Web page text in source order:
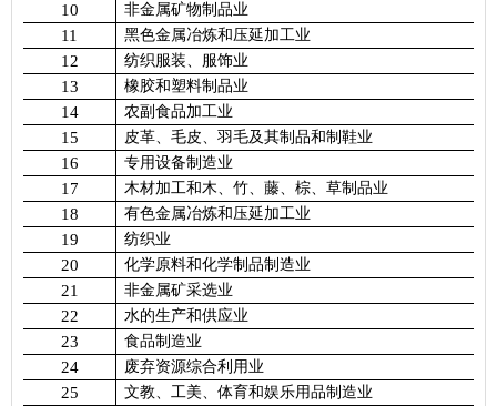
10 非金属矿物制品业
11 黑色金属冶炼和压延加工业
12 纺织服装、服饰业
13 橡胶和塑料制品业
14 农副食品加工业
15 皮革、毛皮、羽毛及其制品和制鞋业
16 专用设备制造业
17 木材加工和木、竹、藤、棕、草制品业
18 有色金属冶炼和压延加工业
19 纺织业
20 化学原料和化学制品制造业
21 非金属矿采选业
22 水的生产和供应业
23 食品制造业
24 废弃资源综合利用业
25 文教、工美、体育和娱乐用品制造业